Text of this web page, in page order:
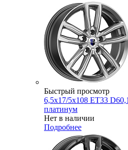
Быстрый просмотр
6,5x17/5x108 ET33
платинум
Нет в наличии
Подробнее